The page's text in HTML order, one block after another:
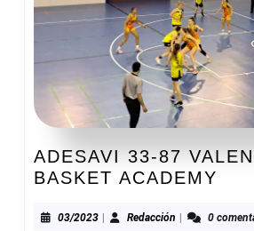
ADESAVI 33-87
BASKET ACADEMY
87
03/202303/2023Redacción Redacción
0